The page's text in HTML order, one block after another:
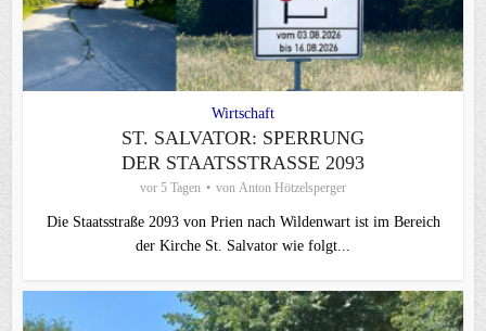
Wirtschaft
ST. SALVATOR: SPERRUNG
DER STAATSSTRASSE 2093
vor 5 Tagen von Anton Hötzelsperger
Die Staatsstraße 2093 von Prien nach Wildenwart ist im Bereich
der Kirche St. Salvator wie folgt...